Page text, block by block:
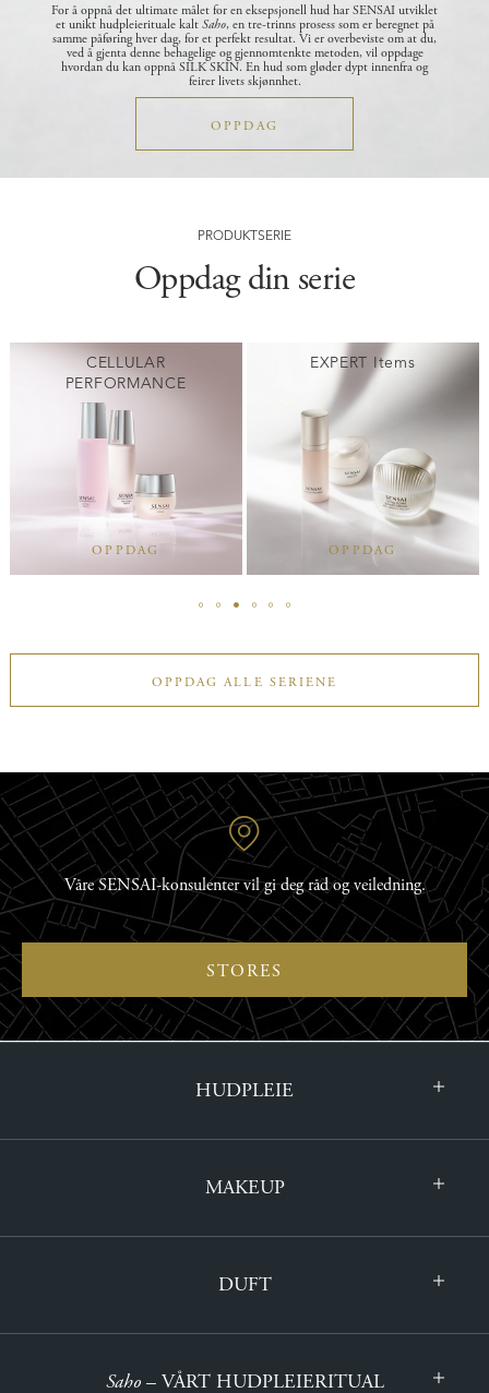
For å oppnå det ultimate målet for en eksepsjonell hud har SENSAI utviklet
et unikt hudpleierituale kalt Saho, en tre-trinns prosess som er beregnet på
samme påføring hver dag, for et perfekt resultat. Vi er overbeviste om at du,
ved å gjenta denne behagelige og gjennomtenkte metoden, vil oppdage
hvordan du kan oppnå SILK SKIN. En hud som gløder dypt innenfra og
feirer livets skjønnhet.
OPPDAG
PRODUKTSERIE
Oppdag din serie
CELLULAR
PERFORMANCE
OPPDAG
EXPERT Items
OPPDAG
OPPDAG ALLE SERIENE
Våre SENSAI-konsulenter vil gi deg råd og veiledning.
STORES
HUDPLEIE
MAKEUP
DUFT
Saho– VÅRT HUDPLEIERITUAL